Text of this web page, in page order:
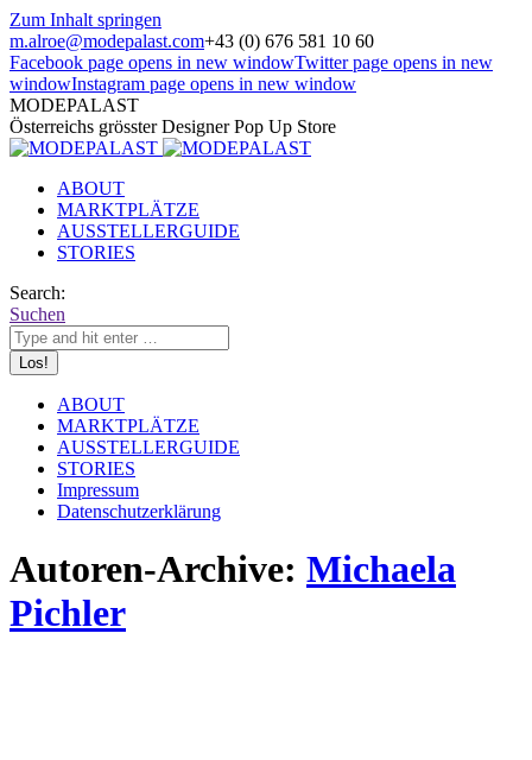
Zum Inhalt springen
m.alroe@modepalast.com+43 (0) 676 581 10 60
Facebook page opens in new windowTwitter page opens in new
windowInstagram page opens in new window
MODEPALAST
Österreichs grösster Designer Pop Up Store
ABOUT
MARKTPLÄTZE
AUSSTELLERGUIDE
STORIES
Search:
Suchen
ABOUT
MARKTPLÄTZE
AUSSTELLERGUIDE
STORIES
Impressum
Datenschutzerklärung
Autoren-Archive: Michaela
Pichler